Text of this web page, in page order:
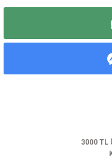
Ürün resmi kalitesiz,
3000 TL